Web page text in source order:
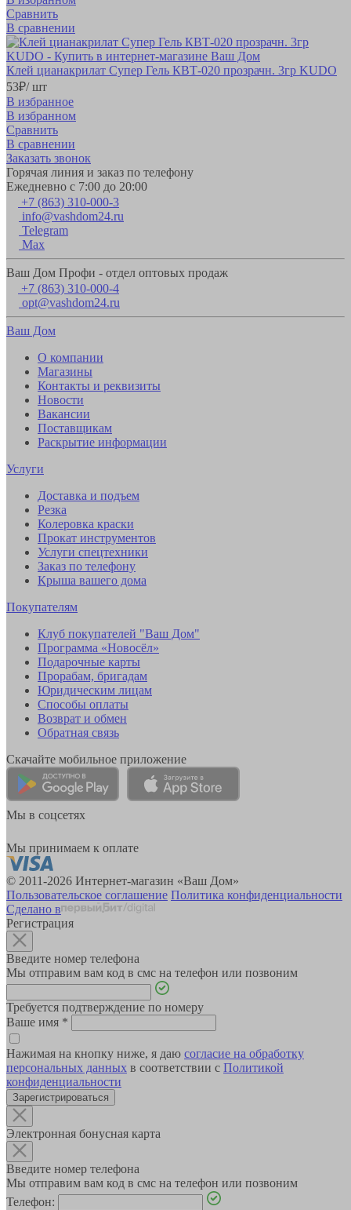
Сравнить
В сравнении
Клей цианакрилат Супер Гель КВТ-020 прозрачн. 3гр KUDO
53₽/ шт
В избранное
В избранном
Сравнить
В сравнении
Заказать звонок
Горячая линия и заказ по телефону
Ежедневно с 7:00 до 20:00
+7 (863) 310-000-3
info@vashdom24.ru
Telegram
Max
Ваш Дом Профи - отдел оптовых продаж
+7 (863) 310-000-4
opt@vashdom24.ru
Ваш Дом
О компании
Магазины
Контакты и реквизиты
Новости
Вакансии
Поставщикам
Раскрытие информации
Услуги
Доставка и подъем
Резка
Колеровка краски
Прокат инструментов
Услуги спецтехники
Заказ по телефону
Крыша вашего дома
Покупателям
Клуб покупателей "Ваш Дом"
Программа «Новосёл»
Подарочные карты
Прорабам, бригадам
Юридическим лицам
Способы оплаты
Возврат и обмен
Обратная связь
Скачайте мобильное приложение
Мы в соцсетях
Мы принимаем к оплате
© 2011-2026 Интернет-магазин «Ваш Дом»
Пользовательское соглашение Политика конфиденциальности
Сделано в
Регистрация
Введите номер телефона
Мы отправим вам код в смс на телефон или позвоним
Требуется подтверждение по номеру
Ваше имя *
Нажимая на кнопку ниже, я даю согласие на обработку
персональных данных в соответствии с Политикой
конфиденциальности
Зарегистрироваться
Электронная бонусная карта
Введите номер телефона
Мы отправим вам код в смс на телефон или позвоним
Телефон: